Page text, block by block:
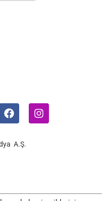
A.Ş.